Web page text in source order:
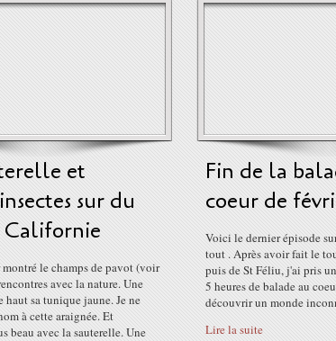
et
sur du
Californie
le champs de pavot (voir
avec la nature. Une
sa tunique jaune. Je ne
à cette araignée. Et
beau avec la sauterelle. Une
Fin de la
coeur de
Voici le dernier épisode
tout . Après avoir fait le
puis de St Féliu, j'ai pris
5 heures de balade au
découvrir un monde
Lire la suite